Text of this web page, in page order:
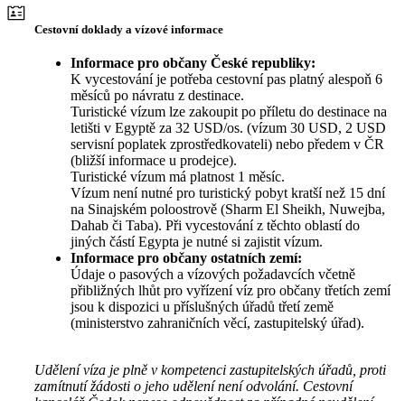
Cestovní doklady a vízové informace
Informace pro občany České republiky:
K vycestování je potřeba cestovní pas platný alespoň 6
měsíců po návratu z destinace.
Turistické vízum lze zakoupit po příletu do destinace na
letišti v Egyptě za 32 USD/os. (vízum 30 USD, 2 USD
servisní poplatek zprostředkovateli) nebo předem v ČR
(bližší informace u prodejce).
Turistické vízum má platnost 1 měsíc.
Vízum není nutné pro turistický pobyt kratší než 15 dní
na Sinajském poloostrově (Sharm El Sheikh, Nuwejba,
Dahab či Taba). Při vycestování z těchto oblastí do
jiných částí Egypta je nutné si zajistit vízum.
Informace pro občany ostatních zemí:
Údaje o pasových a vízových požadavcích včetně
přibližných lhůt pro vyřízení víz pro občany třetích zemí
jsou k dispozici u příslušných úřadů třetí země
(ministerstvo zahraničních věcí, zastupitelský úřad).
Udělení víza je plně v kompetenci zastupitelských úřadů, proti
zamítnutí žádosti o jeho udělení není odvolání. Cestovní